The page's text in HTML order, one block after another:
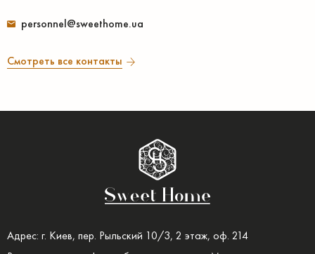
personnel@sweethome.ua
Смотреть все контакты
Адрес: г. Киев, пер. Рыльский 10/3, 2 этаж, оф. 214